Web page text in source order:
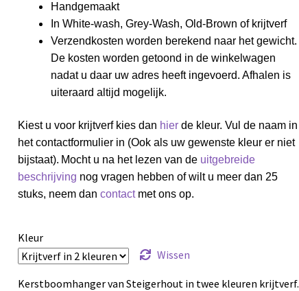
Handgemaakt
In White-wash, Grey-Wash, Old-Brown of krijtverf
Verzendkosten worden berekend naar het gewicht.
De kosten worden getoond in de winkelwagen
nadat u daar uw adres heeft ingevoerd. Afhalen is
uiteraard altijd mogelijk.
Kiest u voor krijtverf kies dan hier de kleur. Vul de naam in
het contactformulier in (Ook als uw gewenste kleur er niet
bijstaat). Mocht u na het lezen van de uitgebreide
beschrijving nog vragen hebben of wilt u meer dan 25
stuks, neem dancontactmet ons op.
Kleur
Wissen
Kerstboomhanger van Steigerhout in twee kleuren krijtverf.